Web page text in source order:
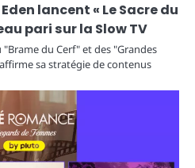
lancent « Le Sacre du
pari sur la Slow TV
"Brame du Cerf" et des "Grandes
sa stratégie de contenus